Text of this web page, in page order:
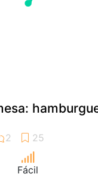
Fácil